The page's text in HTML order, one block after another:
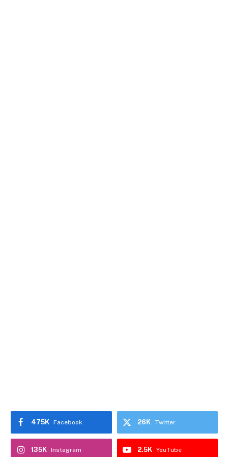
Facebook
475K Twitter
26K
Instagram
135K YouTube
2.5K